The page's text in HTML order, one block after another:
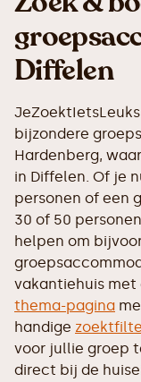
Diffelen
bijzondere
Hardenberg,
in Diffelen. Of je
personen of een
30 of 50
helpen om
vakantiehuis met
thema-pagina
handige
voor jullie groep
direct bij de